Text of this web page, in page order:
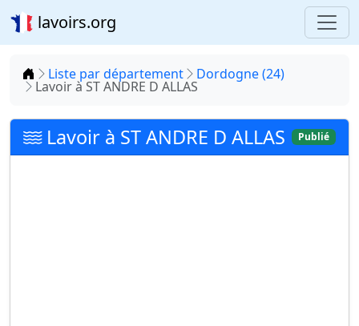
lavoirs.org
Accueil
Liste par département Dordogne (24)
Lavoir à ST ANDRE D ALLAS
Lavoir à ST ANDRE D ALLAS Publié